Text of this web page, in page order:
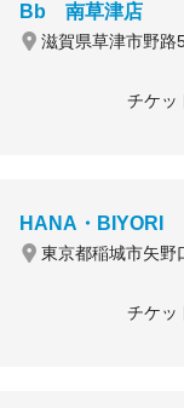
Bb 南草津店
滋賀県草津市野路
チケッ
HANA・BIYORI
東京都稲城市矢野
チケッ